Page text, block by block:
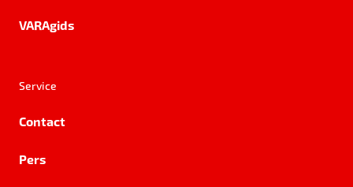
VARAgids
Service
Contact
Pers